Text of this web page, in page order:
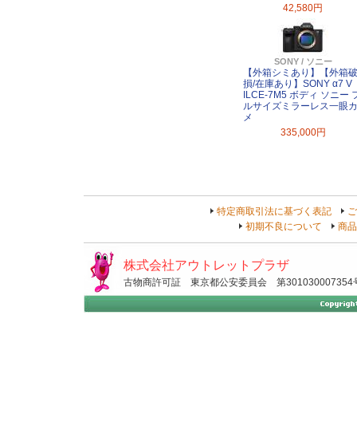
42,580円
SONY / ソニー
【外箱シミあり】【外箱破
損/在庫あり】SONY α7 V
ILCE-7M5 ボディ ソニー
ルサイズミラーレス一眼カ
メ
335,000円
特定商取引法に基づく表記
初期不良について
商
株式会社アウトレットプラザ
古物商許可証 東京都公安委員会 第301030007354